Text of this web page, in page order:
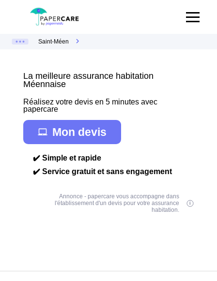
Saint-Méen
La meilleure assurance habitation
Méennaise
Réalisez votre devis en 5 minutes avec
papercare
Mon devis
✔️ Simple et rapide
✔️ Service gratuit et sans engagement
Annonce - papercare vous accompagne dans
l'établissement d'un devis pour votre assurance
habitation.